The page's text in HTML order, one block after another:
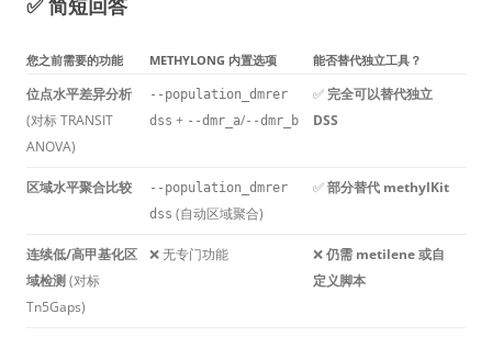
✅ 简短回答
您之前需要的功能 METHYLONG 内置选项 能否替代独立工具？
位点水平差异分析
(对标 TRANSIT
ANOVA)
--population_dmrer
dss + --dmr_a/--dmr_b
✅完全可以替代独立
DSS
区域水平聚合比较
--population_dmrer
dss (自动区域聚合)
✅部分替代 methylKit
连续低/高甲基化区
域检测(对标
Tn5Gaps)
❌ 无专门功能 ❌仍需 metilene 或自
定义脚本